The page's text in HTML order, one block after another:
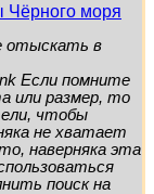
Чёрного моря
отыскать в
Если помните
или размер, то
чтобы
не хватает
наверняка эта
поиск на